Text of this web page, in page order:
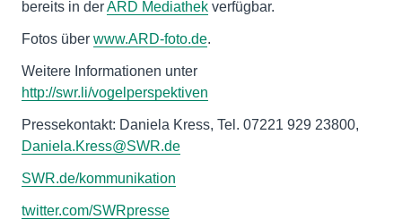
bereits in derARD Mediathek verfügbar.
Fotos über www.ARD-foto.de.
Weitere Informationen unter
http://swr.li/vogelperspektiven
Pressekontakt: Daniela Kress, Tel. 07221 929 23800,
Daniela.Kress@SWR.de
SWR.de/kommunikation
twitter.com/SWRpresse